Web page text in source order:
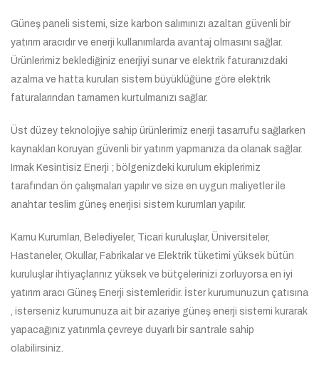
Güneş paneli sistemi, size karbon salımınızı azaltan güvenli bir
yatırım aracıdır ve enerji kullanımlarda avantaj olmasını sağlar.
Ürünlerimiz beklediğiniz enerjiyi sunar ve elektrik faturanızdaki
azalma ve hatta kurulan sistem büyüklüğüne göre elektrik
faturalarından tamamen kurtulmanızı sağlar.
Üst düzey teknolojiye sahip ürünlerimiz enerji tasarrufu sağlarken
kaynakları koruyan güvenli bir yatırım yapmanıza da olanak sağlar.
Irmak Kesintisiz Enerji ; bölgenizdeki kurulum ekiplerimiz
tarafından ön çalışmaları yapılır ve size en uygun maliyetler ile
anahtar teslim güneş enerjisi sistem kurumları yapılır.
Kamu Kurumları, Belediyeler, Ticari kuruluşlar, Üniversiteler,
Hastaneler, Okullar, Fabrikalar ve Elektrik tüketimi yüksek bütün
kuruluşlar ihtiyaçlarınız yüksek ve bütçelerinizi zorluyorsa en iyi
yatırım aracı Güneş Enerji sistemleridir. İster kurumunuzun çatısına
, isterseniz kurumunuza ait bir azariye güneş enerji sistemi kurarak
yapacağınız yatırımla çevreye duyarlı bir santrale sahip
olabilirsiniz.